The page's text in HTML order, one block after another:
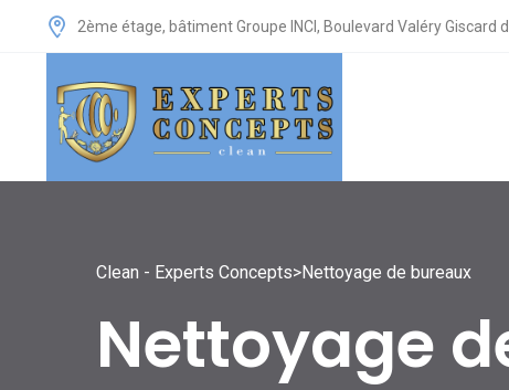
2ème étage, bâtiment Groupe INCI, Boulevard Valéry Giscard
Clean - Experts Concepts>Nettoyage de bureaux
Nettoyage